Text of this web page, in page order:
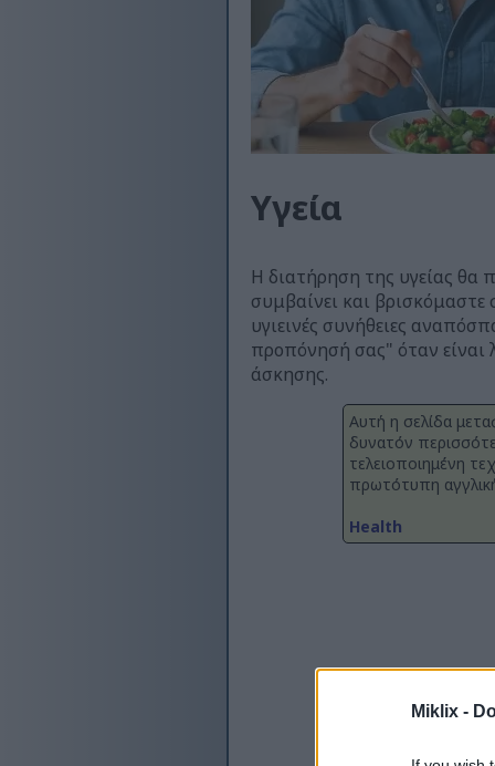
Miklix -
Υγεία
Η διατήρηση της υγείας θα
συμβαίνει και
υγιεινές συνήθειες
προπόνησή σας" όταν είναι
άσκησης.
Αυτή η σελίδα
δυνατόν
τελειοποιημένη
πρωτότυπη
Health